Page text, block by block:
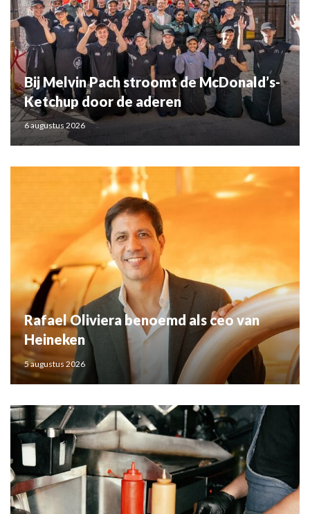
Bij Melvin Pach stroomt de McDonald’s-
Ketchup door de aderen
6 augustus 2026
Rafael Oliviera benoemd als ceo van
Heineken
5 augustus 2026